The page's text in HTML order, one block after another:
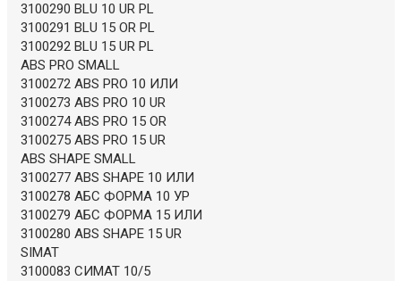
3100290 BLU 10 UR PL
3100291 BLU 15 OR PL
3100292 BLU 15 UR PL
ABS PRO SMALL
3100272 ABS PRO 10 ИЛИ
3100273 ABS PRO 10 UR
3100274 ABS PRO 15 OR
3100275 ABS PRO 15 UR
ABS SHAPE SMALL
3100277 ABS SHAPE 10 ИЛИ
3100278 АБС ФОРМА 10 УР
3100279 АБС ФОРМА 15 ИЛИ
3100280 ABS SHAPE 15 UR
SIMAT
3100083 СИМАТ 10/5